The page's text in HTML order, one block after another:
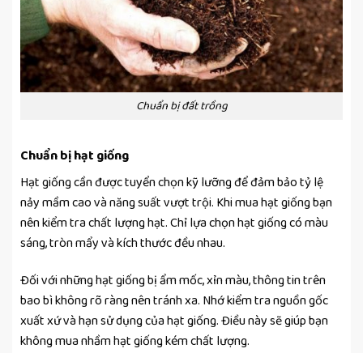
Chuẩn bị đất trồng
Chuẩn bị hạt giống
Hạt giống cần được tuyển chọn kỹ lưỡng để đảm bảo tỷ lệ
nảy mầm cao và năng suất vượt trội. Khi mua hạt giống bạn
nên kiểm tra chất lượng hạt. Chỉ lựa chọn hạt giống có màu
sáng, tròn mẩy và kích thước đều nhau.
Đối với những hạt giống bị ẩm mốc, xỉn màu, thông tin trên
bao bì không rõ ràng nên tránh xa. Nhớ kiểm tra nguồn gốc
xuất xứ và hạn sử dụng của hạt giống. Điều này sẽ giúp bạn
không mua nhầm hạt giống kém chất lượng.